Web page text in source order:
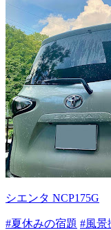
シエンタ NCP175G
#夏休みの宿題 #風景